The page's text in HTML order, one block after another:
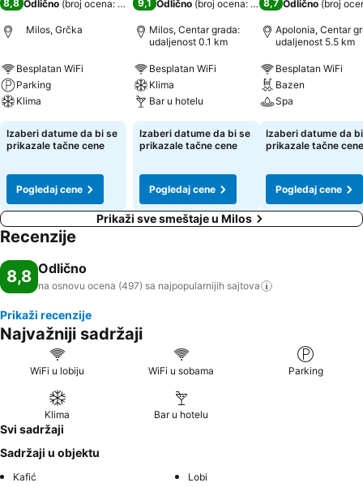
8,8 Odlično (broj ocena: 497 )
Milos, Grčka
Besplatan WiFi
Parking
Klima
Izaberi datume da bi se
prikazale tačne cene
Pogledaj cene
9,1 Odlično (broj ocena: 368)
Milos, Centar grada:
udaljenost 0.1 km
Besplatan WiFi
Klima
Bar u hotelu
Izaberi datume da bi se
prikazale tačne cene
Pogledaj cene
8,7 Odlično (broj
Apolonia, Centar
udaljenost 5.5 km
Besplatan WiFi
Bazen
Spa
Izaberi datume da
prikazale tačne cene
Pogledaj cene
Prikaži sve smeštaje u Milos
Recenzije
8,8 Odlično
na osnovu ocena (497) sa najpopularnijih sajtova
Prikaži recenzije
Najvažniji sadržaji
WiFi u lobiju WiFi u sobama Parking
Klima Bar u hotelu
Svi sadržaji
Sadržaji u objektu
Kafić
Lobi